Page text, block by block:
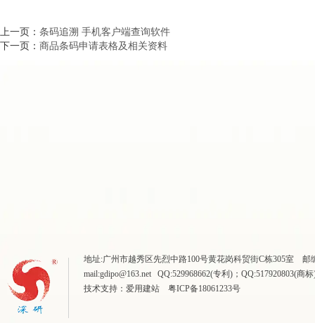
上一页： 条码追溯 手机客户端查询软件
下一页： 商品条码申请表格及相关资料
地址:广州市越秀区先烈中路100号黄花岗科贸街C栋305室
mail:gdipo@163.net QQ:529968662(专利)；QQ:517920803(
技术支持： 爱用建站 粤ICP备18061233号